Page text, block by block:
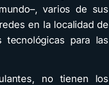
varios de sus
en la localidad de
tecnológicas para las
no tienen los